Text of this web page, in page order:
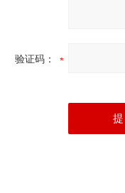
验证码：